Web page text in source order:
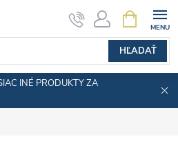
HĽADAŤ
KOŠÍK
INÉ PRODUKTY ZA